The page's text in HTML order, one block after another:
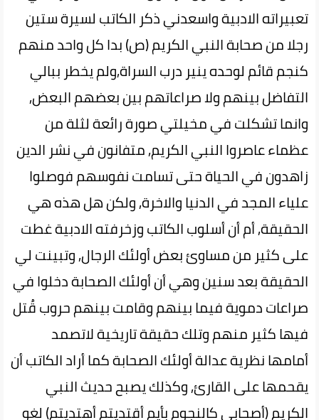
تعبيراته الادبية واسعدني ذكر الكاتب لسيرة ستين
رجلا من صحابة النبي الكريم (ص) بدا كل واحد منهم
كنجم قائم لوحده ينير درب السراة,ولم يخطر ببالي
التفاضل بينهم ولا صراعاتهم بين بعضهم البعض,
وانما تشكلت في مخيلتي صورة رائعة لثلة من
عظماء عاصروا النبي الكريم, متفانون في نشر الدين
زاهدون في الحياة حتى تسامت نفوسهم فوصلوا
علياء المجد في الدنيا والاخرة, ولكن هل هذه هي
الحقيقة, أم أن أسلوب الكاتب وزخرفته الادبية غطت
على كثير من مساوئ بعض أولئك الرجال, وتبينت لي
الحقيقة بعد سنين وهي أن أولئك الصحابة دخلوا في
صراعات دموية فيما بينهم وقامت بينهم حروب قُتل
فيها كثير منهم وتلك حقيقة تاريخية لاتصمد
أمامها نظرية عدالة أولئك الصحابة كما أراد الكاتب أن
يقحمها على القارئ, وكذلك يصبح حديث النبي
الكريم (أصحابي كالنجوم بأيم أقتديتم أهتديتم) لغو